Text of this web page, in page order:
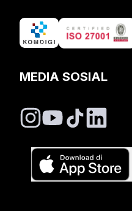
MEDIA SOSIAL